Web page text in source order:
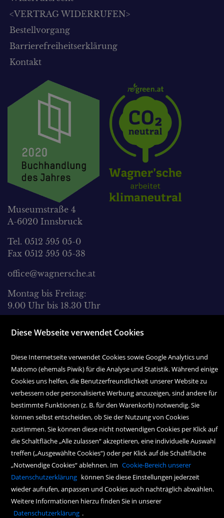
<VERTRAG WIDERRUFEN>
Bestellvorgang
Barrierefreiheitserklärung
Kontakt
Museumstraße 4
A-6020 Innsbruck
Tel. 0512 595 05-0
Fax 0512 595 05-38
office@wagnersche.at
Montag bis Freitag:
9.00 Uhr bis 18.30 Uhr
9.00 Uhr bis 17.00 Uhr
Copyright Icons: Fahrradicon | Socialicon | Zahlungsicon | Serviceicons
Diese Webseite verwendet Cookies
Diese Internetseite verwendet Cookies sowie Google Analytics und
Matomo (ehemals Piwik) für die Analyse und Statistik. Während einige
Cookies uns helfen, die Benutzerfreundlichkeit unserer Website zu
verbessern oder personalisierte Werbung anzuzeigen, sind andere für
bestimmte Funktionen (z. B. für den Warenkorb) notwendig. Sie
können selbst entscheiden, ob Sie der Nutzung von Cookies
zustimmen. Sie können diese nicht notwendigen Cookies per Klick auf
die Schaltfläche „Alle zulassen“ akzeptieren, eine individuelle Auswahl
treffen („Ausgewählte Cookies“) oder per Klick auf die Schaltfläche
„Notwendige Cookies“ ablehnen. Im Cookie-Bereich unserer
Datenschutzerklärung können Sie diese Einstellungen jederzeit
wieder aufrufen, anpassen und Cookies auch nachträglich abwählen.
Weitere Informationen hierzu finden Sie in unserer
Datenschutzerklärung .